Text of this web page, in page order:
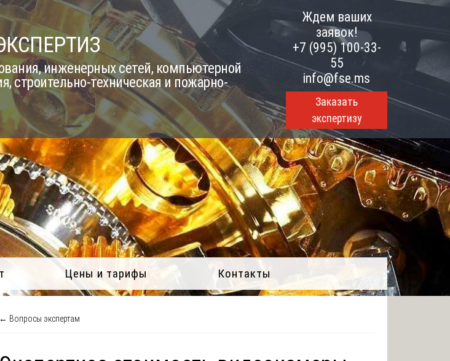
инженерных сетей, компьютерной
строительно-техническая и пожарно-
Ждем ваших
заявок!
+7 (995) 100-33-
55
info@fse.ms
Заказать
экспертизу
Цены и тарифы Контакты
← Вопросы экспертам